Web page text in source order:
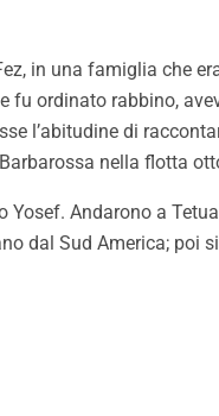
in una famiglia che
ordinato rabbino,
l’abitudine di
nella flotta
Andarono a
dal Sud America; poi